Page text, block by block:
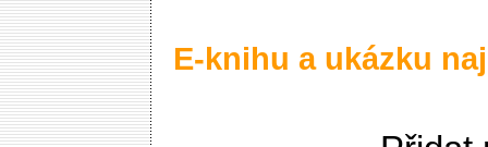
E-knihu a ukázku